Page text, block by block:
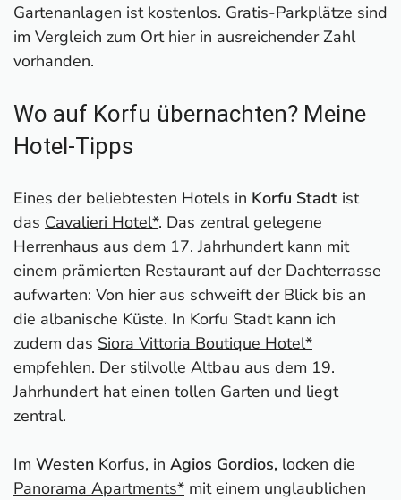
Gartenanlagen ist kostenlos. Gratis-Parkplätze sind
im Vergleich zum Ort hier in ausreichender Zahl
vorhanden.
Wo auf Korfu übernachten? Meine
Hotel-Tipps
Eines der beliebtesten Hotels in Korfu Stadt ist
das Cavalieri Hotel*. Das zentral gelegene
Herrenhaus aus dem 17. Jahrhundert kann mit
einem prämierten Restaurant auf der Dachterrasse
aufwarten: Von hier aus schweift der Blick bis an
die albanische Küste. In Korfu Stadt kann ich
zudem das Siora Vittoria Boutique Hotel*
empfehlen. Der stilvolle Altbau aus dem 19.
Jahrhundert hat einen tollen Garten und liegt
zentral.
Im Westen Korfus, in Agios Gordios, locken die
Panorama Apartments* mit einem unglaublichen